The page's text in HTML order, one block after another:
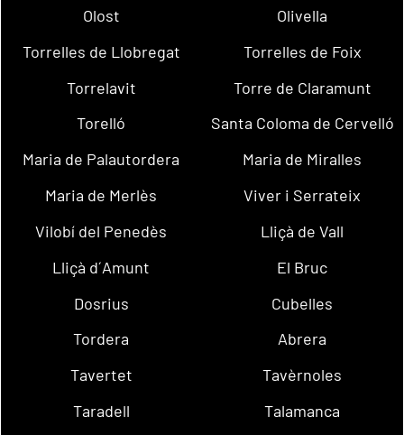
Olost
Olivella
Torrelles de Llobregat
Torrelles de Foix
Torrelavit
Torre de Claramunt
Torelló
Santa Coloma de Cervelló
Maria de Palautordera
Maria de Miralles
Maria de Merlès
Viver i Serrateix
Vilobí del Penedès
Lliçà de Vall
Lliçà d´Amunt
El Bruc
Dosrius
Cubelles
Tordera
Abrera
Tavertet
Tavèrnoles
Taradell
Talamanca